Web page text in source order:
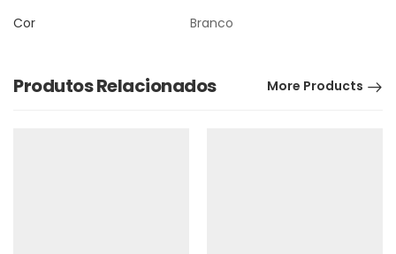
Cor
Branco
Produtos Relacionados More Products